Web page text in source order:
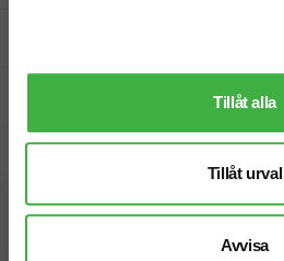
Tillåt alla
Tillåt urval
Avvisa
Vi hjälper dig gärna!